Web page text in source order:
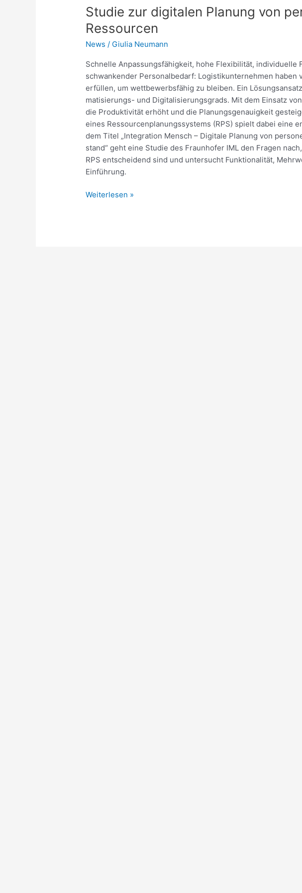
Studie zur digitalen Planung von
Ressourcen
News / Giulia Neumann
Schnelle Anpas­sungs­fä­hig­keit, hohe Flexi­bi­lität, indi­vi­du­elle
schwan­kender Perso­nal­be­darf: Logis­tik­un­ter­nehmen haben
erfüllen, um wett­be­werbs­fähig zu bleiben. Ein
ma­ti­sie­rungs- und Digi­ta­li­sie­rungs­grads. Mit dem Einsatz
die Produk­ti­vität erhöht und die Planungs­ge­nau­ig­keit
eines Ressour­cen­pla­nungs­sys­tems (RPS) spielt dabei eine
dem Titel „Inte­gra­tion Mensch – Digitale Planung von
stand“ geht eine Studie des Fraun­hofer IML den Fragen
RPS entschei­dend sind und unter­sucht Funk­tio­na­lität,
Einfüh­rung.
Weiterlesen »